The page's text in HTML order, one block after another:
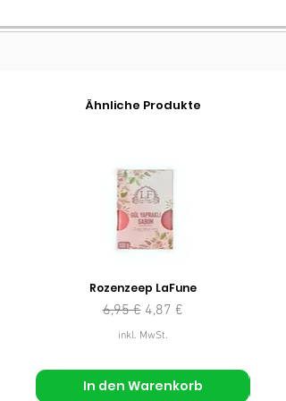
Ähnliche Produkte
Rozenzeep LaFune
Standardpreis
6,95 € Sale-Preis
4,87 €
inkl. MwSt.
In den Warenkorb